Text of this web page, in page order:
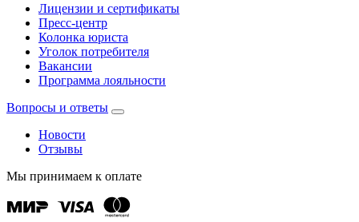
Лицензии и сертификаты
Пресс-центр
Колонка юриста
Уголок потребителя
Вакансии
Программа лояльности
Вопросы и ответы
Новости
Отзывы
Мы принимаем к оплате